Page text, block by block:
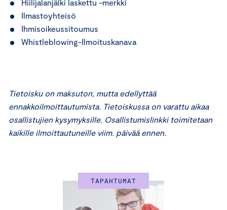
Hiilijalanjälki laskettu -merkki
Ilmastoyhteisö
Ihmisoikeussitoumus
Whistleblowing-Ilmoituskanava
Tietoisku on maksuton, mutta edellyttää
ennakkoilmoittautumista. Tietoiskussa on varattu aikaa
osallistujien kysymyksille. Osallistumislinkki toimitetaan
kaikille ilmoittautuneille viim. päivää ennen.
TAPAHTUMAT